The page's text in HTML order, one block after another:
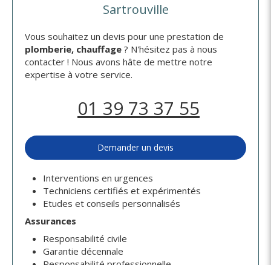
Sartrouville
Vous souhaitez un devis pour une prestation de
plomberie, chauffage ? N'hésitez pas à nous
contacter ! Nous avons hâte de mettre notre
expertise à votre service.
01 39 73 37 55
Demander un devis
Interventions en urgences
Techniciens certifiés et expérimentés
Etudes et conseils personnalisés
Assurances
Responsabilité civile
Garantie décennale